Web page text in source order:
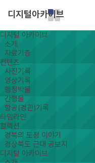
디지털아카이브
디지털 아카이브
소개
자료기증
컨텐츠
사진기록
영상기록
행정박물
간행물
항공(경관)기록
타임라인
컬렉션
경북의 도정 이야기
경상북도 근대 공보지
디지털 아카이브